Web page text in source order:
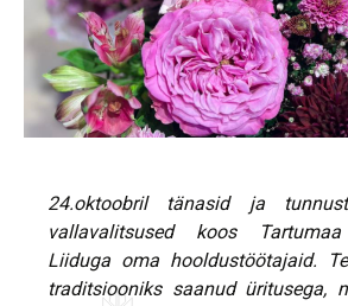
24.oktoobril tänasid ja
vallavalitsused koos
Liiduga oma hooldustöötajaid.
traditsiooniks saanud üritusega,